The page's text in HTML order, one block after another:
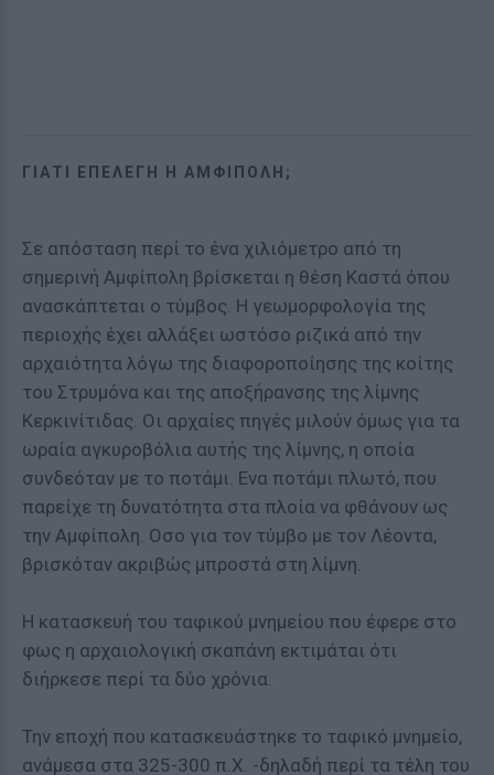
ΓΙΑΤΊ ΕΠΕΛΈΓΗ Η ΑΜΦΊΠΟΛΗ;
Σε απόσταση περί το ένα χιλιόμετρο από τη
σημερινή Αμφίπολη βρίσκεται η θέση Καστά όπου
ανασκάπτεται ο τύμβος. Η γεωμορφολογία της
περιοχής έχει αλλάξει ωστόσο ριζικά από την
αρχαιότητα λόγω της διαφοροποίησης της κοίτης
του Στρυμόνα και της αποξήρανσης της λίμνης
Κερκινίτιδας. Οι αρχαίες πηγές μιλούν όμως για τα
ωραία αγκυροβόλια αυτής της λίμνης, η οποία
συνδεόταν με το ποτάμι. Ενα ποτάμι πλωτό, που
παρείχε τη δυνατότητα στα πλοία να φθάνουν ως
την Αμφίπολη. Οσο για τον τύμβο με τον Λέοντα,
βρισκόταν ακριβώς μπροστά στη λίμνη.
Η κατασκευή του ταφικού μνημείου που έφερε στο
φως η αρχαιολογική σκαπάνη εκτιμάται ότι
διήρκεσε περί τα δύο χρόνια.
Την εποχή που κατασκευάστηκε το ταφικό μνημείο,
ανάμεσα στα 325-300 π.Χ. -δηλαδή περί τα τέλη του